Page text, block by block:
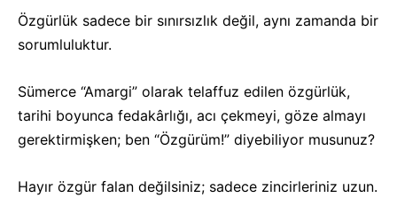
Özgürlük sadece bir sınırsızlık değil, aynı zamanda bir
sorumluluktur.
Sümerce “Amargi” olarak telaffuz edilen özgürlük,
tarihi boyunca fedakârlığı, acı çekmeyi, göze almayı
gerektirmişken; ben “Özgürüm!” diyebiliyor musunuz?
Hayır özgür falan değilsiniz; sadece zincirleriniz uzun.